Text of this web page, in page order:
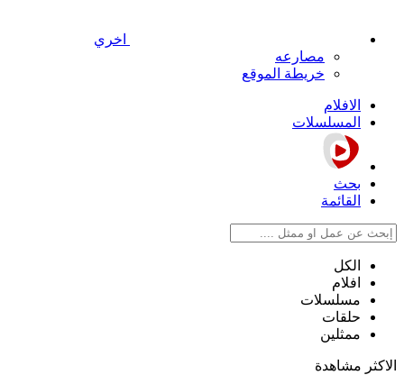
اخري
مصارعه
خريطة الموقع
الافلام
المسلسلات
بحث
القائمة
الكل
افلام
مسلسلات
حلقات
ممثلين
الاكثر مشاهدة